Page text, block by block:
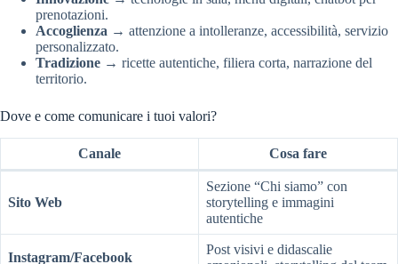
prenotazioni.
Accoglienza → attenzione a intolleranze, accessibilità, servizio
personalizzato.
Tradizione → ricette autentiche, filiera corta, narrazione del
territorio.
Dove e come comunicare i tuoi valori?
Canale Cosa fare
Sito Web
Sezione “Chi siamo” con
storytelling e immagini
autentiche
Instagram/Facebook
Post visivi e didascalie